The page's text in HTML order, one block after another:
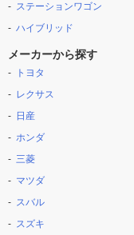
ステーションワゴン
ハイブリッド
メーカーから探す
トヨタ
レクサス
日産
ホンダ
三菱
マツダ
スバル
スズキ